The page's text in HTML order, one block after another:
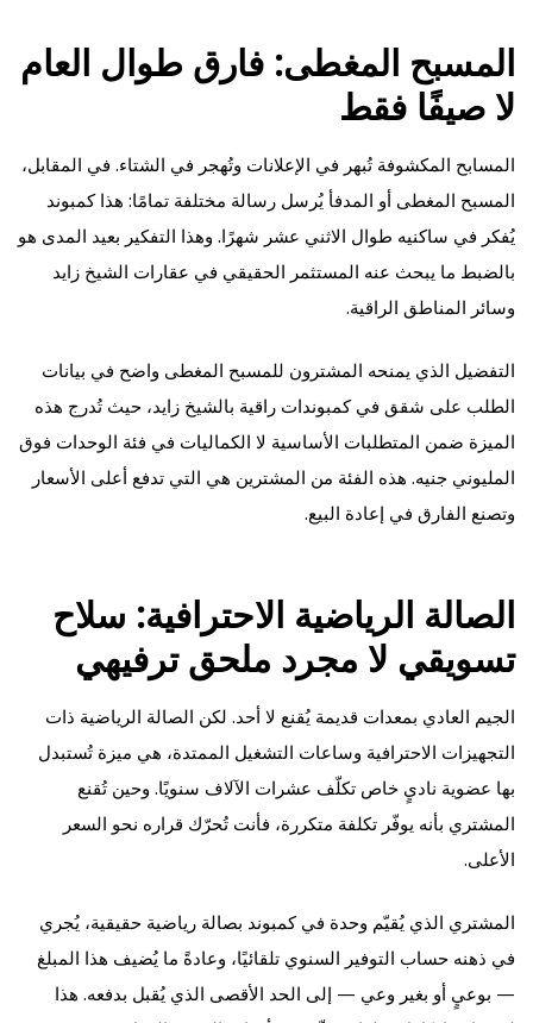
المسبح المغطى: فارق طوال العام
لا صيفًا فقط
المسابح المكشوفة تُبهر في الإعلانات وتُهجر في الشتاء. في المقابل،
المسبح المغطى أو المدفأ يُرسل رسالة مختلفة تمامًا: هذا كمبوند
يُفكر في ساكنيه طوال الاثني عشر شهرًا. وهذا التفكير بعيد المدى هو
بالضبط ما يبحث عنه المستثمر الحقيقي في عقارات الشيخ زايد
وسائر المناطق الراقية.
التفضيل الذي يمنحه المشترون للمسبح المغطى واضح في بيانات
الطلب على شقق في كمبوندات راقية بالشيخ زايد، حيث تُدرج هذه
الميزة ضمن المتطلبات الأساسية لا الكماليات في فئة الوحدات فوق
المليوني جنيه. هذه الفئة من المشترين هي التي تدفع أعلى الأسعار
وتصنع الفارق في إعادة البيع.
الصالة الرياضية الاحترافية: سلاح
تسويقي لا مجرد ملحق ترفيهي
الجيم العادي بمعدات قديمة يُقنع لا أحد. لكن الصالة الرياضية ذات
التجهيزات الاحترافية وساعات التشغيل الممتدة، هي ميزة تُستبدل
بها عضوية ناديٍ خاص تكلّف عشرات الآلاف سنويًا. وحين تُقنع
المشتري بأنه يوفّر تكلفة متكررة، فأنت تُحرّك قراره نحو السعر
الأعلى.
المشتري الذي يُقيّم وحدة في كمبوند بصالة رياضية حقيقية، يُجري
في ذهنه حساب التوفير السنوي تلقائيًا، وعادةً ما يُضيف هذا المبلغ
— بوعيٍ أو بغير وعي — إلى الحد الأقصى الذي يُقبل بدفعه. هذا